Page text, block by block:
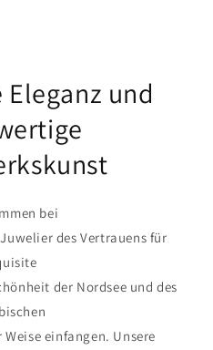
und
bei
des Vertrauens für
der Nordsee und des
einfangen. Unsere